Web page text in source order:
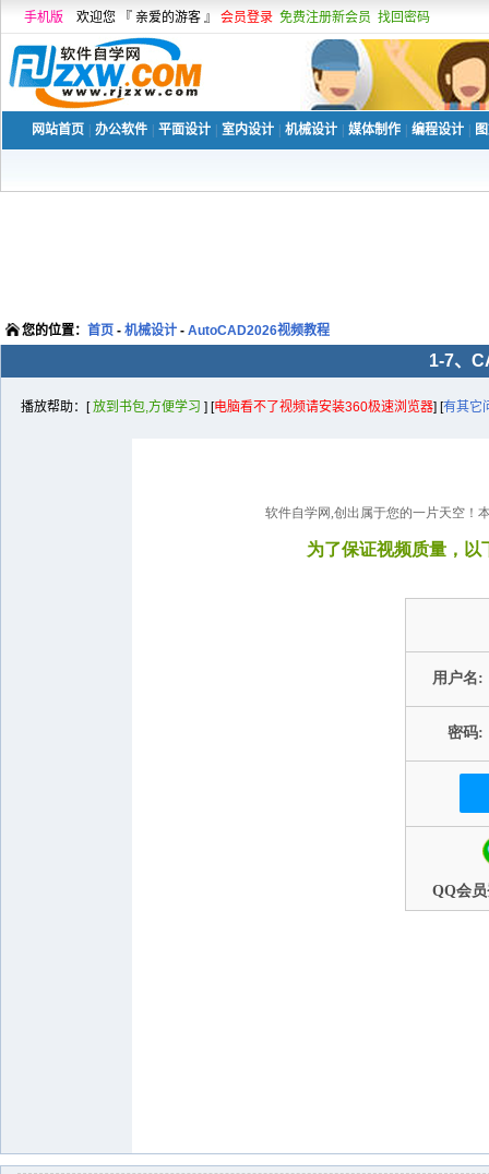
手机版 欢迎您 『 亲爱的游客 』 会员登录 免费注册新会员 找回密码
网站首页 办公软件 平面设计 室内设计 机械设计 媒体制作 编程设计
您的位置： 首页 - 机械设计 - AutoCAD2026视频教程
1-7、
播放帮助：[放到书包,方便学习 ] [电脑看不了视频请安装360极速浏览器] [有其它